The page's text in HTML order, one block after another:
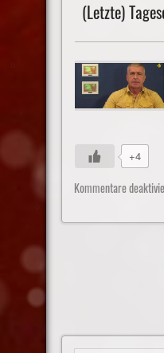
(Letzte)
+4
Kommentare